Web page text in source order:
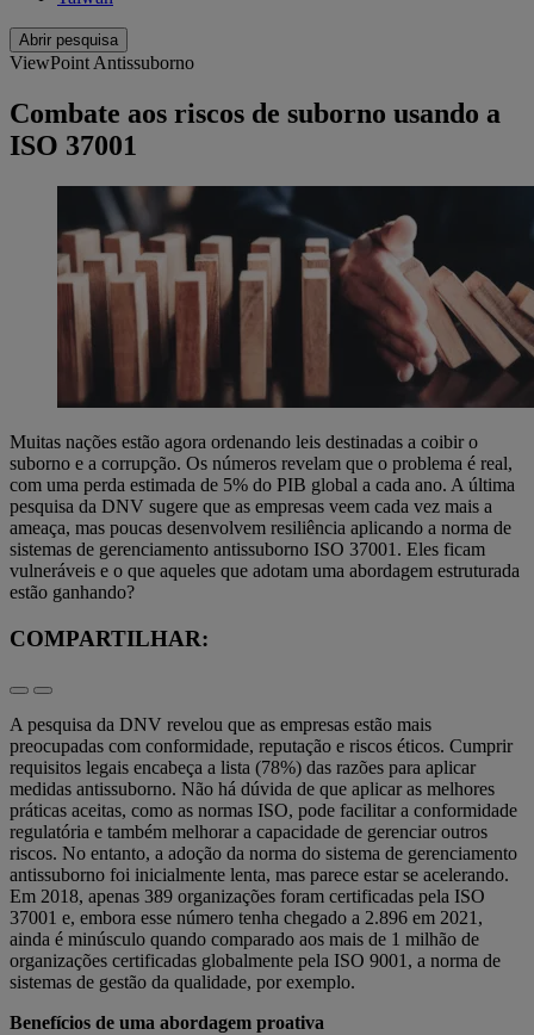
Abrir pesquisa
ViewPoint Antissuborno
Combate aos riscos de suborno usando a
ISO 37001
Muitas nações estão agora ordenando leis destinadas a coibir o
suborno e a corrupção. Os números revelam que o problema é real,
com uma perda estimada de 5% do PIB global a cada ano. A última
pesquisa da DNV sugere que as empresas veem cada vez mais a
ameaça, mas poucas desenvolvem resiliência aplicando a norma de
sistemas de gerenciamento antissuborno ISO 37001. Eles ficam
vulneráveis e o que aqueles que adotam uma abordagem estruturada
estão ganhando?
COMPARTILHAR:
A pesquisa da DNV revelou que as empresas estão mais
preocupadas com conformidade, reputação e riscos éticos. Cumprir
requisitos legais encabeça a lista (78%) das razões para aplicar
medidas antissuborno. Não há dúvida de que aplicar as melhores
práticas aceitas, como as normas ISO, pode facilitar a conformidade
regulatória e também melhorar a capacidade de gerenciar outros
riscos. No entanto, a adoção da norma do sistema de gerenciamento
antissuborno foi inicialmente lenta, mas parece estar se acelerando.
Em 2018, apenas 389 organizações foram certificadas pela ISO
37001 e, embora esse número tenha chegado a 2.896 em 2021,
ainda é minúsculo quando comparado aos mais de 1 milhão de
organizações certificadas globalmente pela ISO 9001, a norma de
sistemas de gestão da qualidade, por exemplo.
Benefícios de uma abordagem proativa